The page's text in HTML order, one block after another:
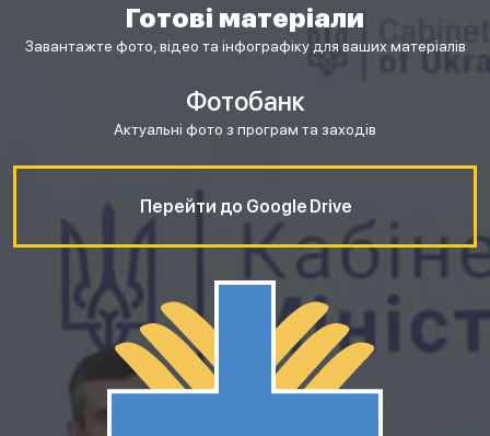
Готові матеріали
Завантажте фото, відео та інфографіку для ваших матеріалів
Фотобанк
Актуальні фото з програм та заходів
Перейти до Google Drive